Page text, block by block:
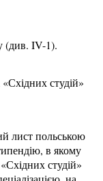
(див. IV-1).
студій»
лист польською
в якому
студій»